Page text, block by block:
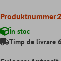
Produktnummer:
În stoc
Timp de livrare